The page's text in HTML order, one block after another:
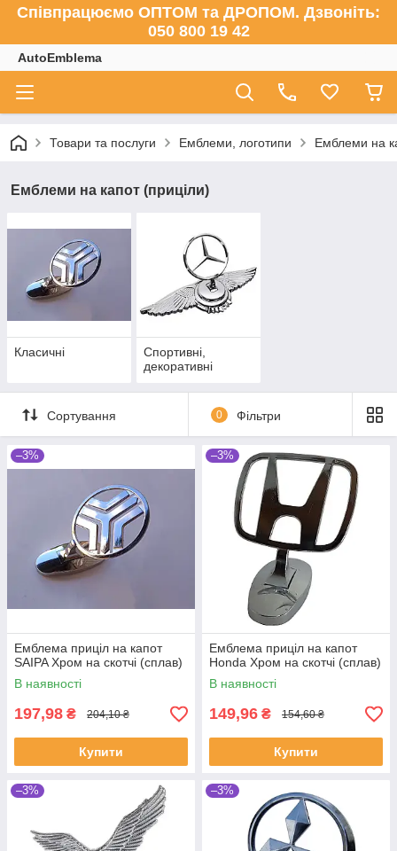
Співпрацюємо ОПТОМ та ДРОПОМ. Дзвоніть:
050 800 19 42
AutoEmblema
Товари та послуги Емблеми, логотипи Емблеми на
Емблеми на капот (приціли)
Класичні
Спортивні,
декоративні
Сортування 0 Фільтри
–3%
Емблема приціл на капот
SAIPA Хром на скотчі (сплав)
В наявності
197,98 ₴ 204,10 ₴
Купити
–3%
Емблема приціл на капот
Honda Хром на скотчі (сплав)
В наявності
149,96 ₴ 154,60 ₴
Купити
–3% –3%